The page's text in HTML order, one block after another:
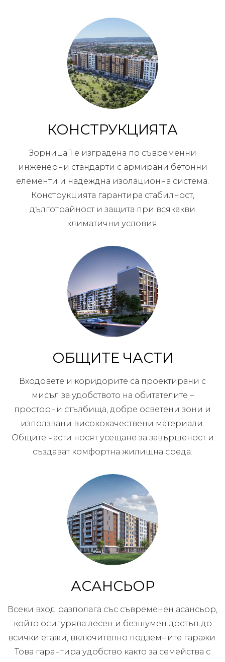
КОНСТРУКЦИЯТА
Зорница 1 е изградена по съвременни
инженерни стандарти с армирани бетонни
елементи и надеждна изолационна система.
Конструкцията гарантира стабилност,
дълготрайност и защита при всякакви
климатични условия.
ОБЩИТЕ ЧАСТИ
Входовете и коридорите са проектирани с
мисъл за удобството на обитателите –
просторни стълбища, добре осветени зони и
използвани висококачествени материали.
Общите части носят усещане за завършеност и
създават комфортна жилищна среда.
АСАНСЬОР
Всеки вход разполага със съвременен асансьор,
който осигурява лесен и безшумен достъп до
всички етажи, включително подземните гаражи.
Това гарантира удобство както за семейства с